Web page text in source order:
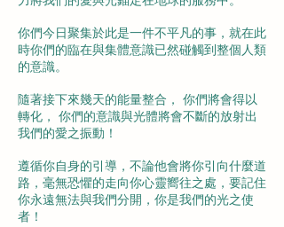
你們今日聚集於此是一件不平凡的事，就在此
時你們的臨在與集體意識已然碰觸到整個人類
的意識。
隨著接下來幾天的能量整合， 你們將會得以
轉化， 你們的意識與光體將會不斷的放射出
我們的愛之振動！
遵循你自身的引導，不論他會將你引向什麼道
路，毫無恐懼的走向你心靈嚮往之處，要記住
你永遠無法與我們分開，你是我們的光之使
者！